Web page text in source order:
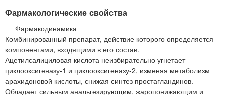
Фармакологические свойства
Фармакодинамика
Комбинированный препарат, действие которого определяется
компонентами, входящими в его состав.
Ацетилсалициловая кислота неизбирательно угнетает
циклооксигеназу-1 и циклооксигеназу-2, изменяя метаболизм
арахидоновой кислоты, снижая синтез простагландинов.
Обладает сильным анальгезирующим, жаропонижающим и